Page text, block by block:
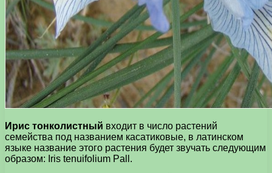
Ирис тонколистный входит в число растений
семейства под названием касатиковые, в латинском
языке название этого растения будет звучать следующим
образом: Iris tenuifolium Pall.